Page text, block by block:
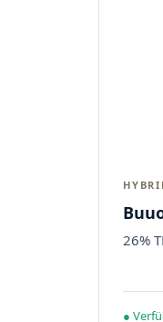
26%
●